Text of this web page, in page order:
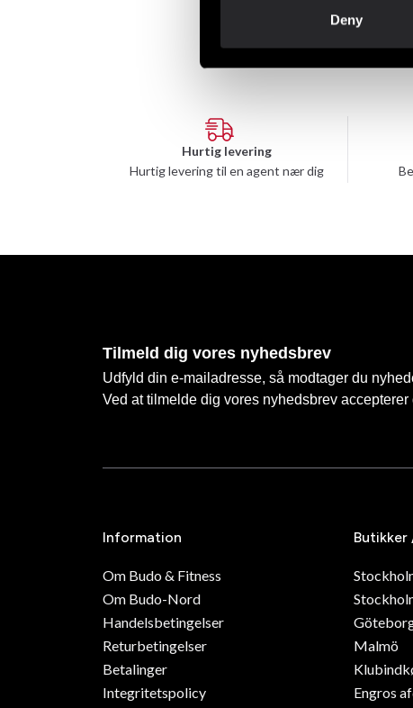
Deny
Hurtig levering
Hurtig levering til en agent nær dig
Tilmeld dig vores nyhedsbrev
Udfyld din e-mailadresse, så modtager du
Ved at tilmelde dig vores nyhedsbrev accepterer
Information
Om Budo & Fitness
Om Budo-Nord
Handelsbetingelser
Returbetingelser
Betalinger
Integritetspolicy
Malmö
Engros